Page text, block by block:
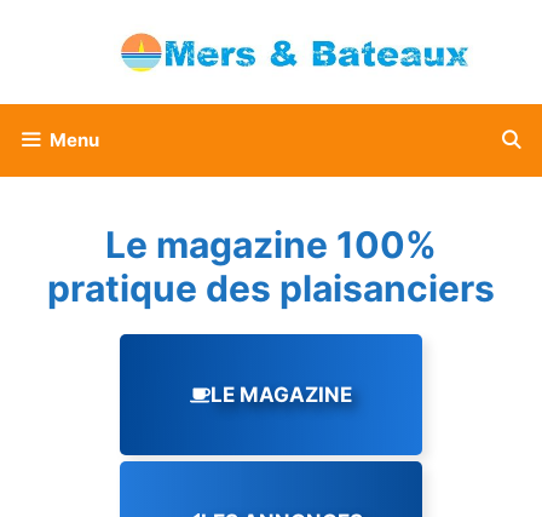
Menu
Le magazine 100%
pratique des plaisanciers
LE MAGAZINE